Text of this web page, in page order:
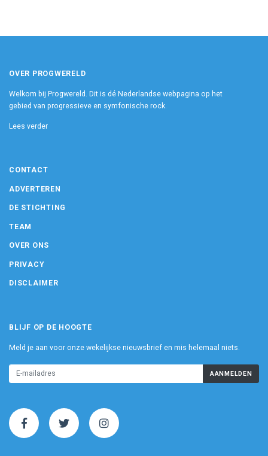
OVER PROGWERELD
Welkom bij Progwereld. Dit is dé Nederlandse webpagina op het
gebied van progressieve en symfonische rock.
Lees verder
CONTACT
ADVERTEREN
DE STICHTING
TEAM
OVER ONS
PRIVACY
DISCLAIMER
BLIJF OP DE HOOGTE
Meld je aan voor onze wekelijkse nieuwsbrief en mis helemaal niets.
AANMELDEN